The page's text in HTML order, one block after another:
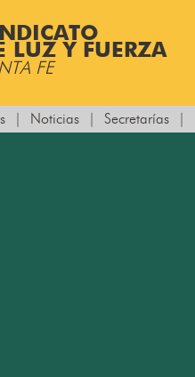
LUZ Y FUERZA
FE
Noticias Secretarías